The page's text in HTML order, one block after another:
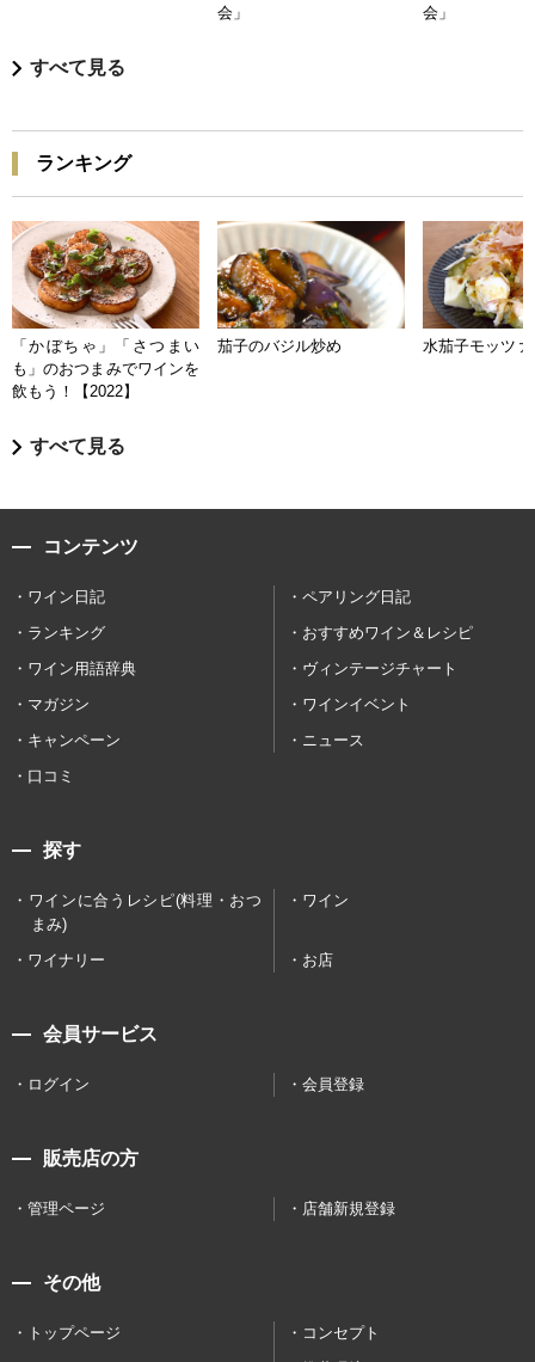
会」
会」
すべて見る
ランキング
「かぼちゃ」「さつまい
も」のおつまみでワインを
飲もう！【2022】
茄子のバジル炒め 水茄子モッツァ
すべて見る
コンテンツ
ワイン日記
ペアリング日記
ランキング
おすすめワイン＆レシピ
ワイン用語辞典
ヴィンテージチャート
マガジン
ワインイベント
キャンペーン
ニュース
口コミ
探す
ワインに合うレシピ(料理・おつ
まみ)
ワイン
ワイナリー お店
会員サービス
ログイン 会員登録
販売店の方
管理ページ 店舗新規登録
その他
トップページ
コンセプト